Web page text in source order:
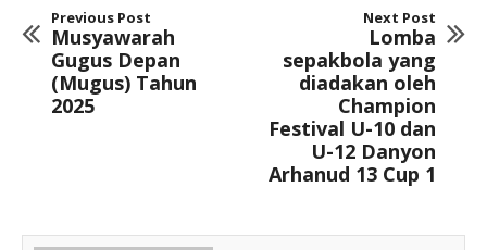
Previous Post
Musyawarah
Gugus Depan
(Mugus) Tahun
2025
Next Post
Lomba
sepakbola yang
diadakan oleh
Champion
Festival U-10 dan
U-12 Danyon
Arhanud 13 Cup 1